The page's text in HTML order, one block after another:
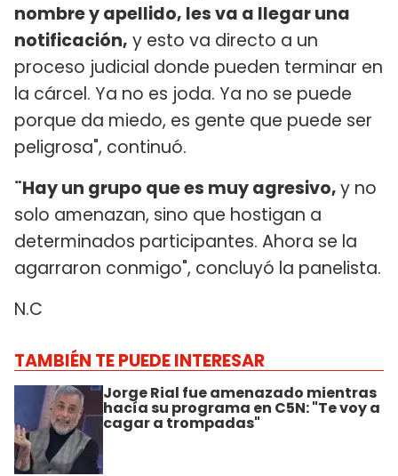
nombre y apellido, les va a llegar una
notificación, y esto va directo a un
proceso judicial donde pueden terminar en
la cárcel. Ya no es joda. Ya no se puede
porque da miedo, es gente que puede ser
peligrosa", continuó.
¨Hay un grupo que es muy agresivo,y no
solo amenazan, sino que hostigan a
determinados participantes. Ahora se la
agarraron conmigo", concluyó la panelista.
N.C
TAMBIÉN TE PUEDE INTERESAR
Jorge Rial fue amenazado mientras
hacía su programa en C5N: "Te voy a
cagar a trompadas"